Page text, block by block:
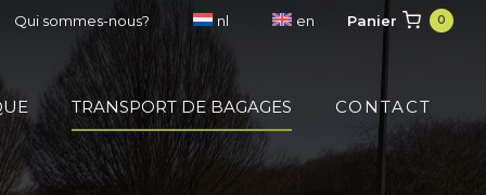
Qui sommes-nous? nl en Panier 0
TRANSPORT DE BAGAGES CONTACT